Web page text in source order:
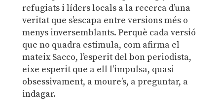
refugiats i líders locals a la recerca d’una
veritat que s’escapa entre versions més o
menys inversemblants. Perquè cada versió
que no quadra estimula, com afirma el
mateix Sacco, l’esperit del bon periodista,
eixe esperit que a ell l’impulsa, quasi
obsessivament, a moure’s, a preguntar, a
indagar.